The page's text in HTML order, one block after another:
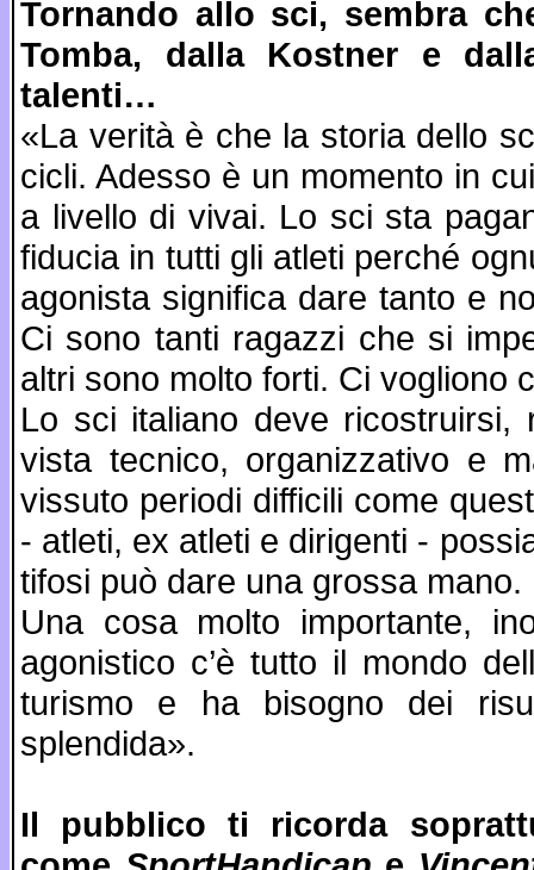
Tornando allo sci, sembra
Tomba, dalla Kostner e
talenti…
«La verità è che la storia dello
cicli. Adesso è un momento in
a livello di vivai. Lo sci sta
fiducia in tutti gli atleti perché
agonista significa dare tanto e
Ci sono tanti ragazzi che si
altri sono molto forti. Ci vogliono
Lo sci italiano deve
vista tecnico, organizzativo e
vissuto periodi difficili come
- atleti, ex atleti e dirigenti -
tifosi può dare una grossa mano.
Una cosa molto importante,
agonistico c’è tutto il mondo
turismo e ha bisogno dei
splendida».
Il pubblico ti ricorda